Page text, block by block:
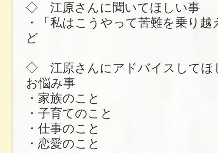
◇ 江原さんに聞いてほしい事
・「私はこうやって苦難を乗り越
ど
◇ 江原さんにアドバイスしてほ
お悩み事
・家族のこと
・子育てのこと
・仕事のこと
・恋愛のこと